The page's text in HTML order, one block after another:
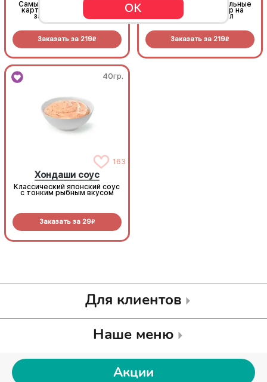
Самый популярный в мире
картофель, их пробовал
заказать каждый!
Заказать за 219R
Золотистые картофельные
дольки, супер выбор на
праздничный стол
Заказать за 219R
40гр.
163
Хондаши соус
Классический японский соус
с тонким рыбным вкусом
Заказать за 29R
Для клиентов
Наше меню
Акции
ОК